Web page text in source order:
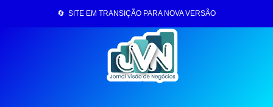
🔄 SITE EM TRANSIÇÃO PARA NOVA VERSÃO